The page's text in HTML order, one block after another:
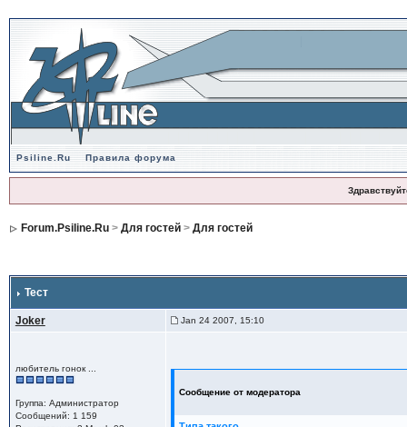
Psiline.Ru Правила форума
Forum.Psiline.Ru> Для гостей> Для гостей
Тест
Joker Jan 24 2007, 15:10
любитель гонок ...
Группа: Администратор
Сообщений: 1 159
Сообщение от модератора